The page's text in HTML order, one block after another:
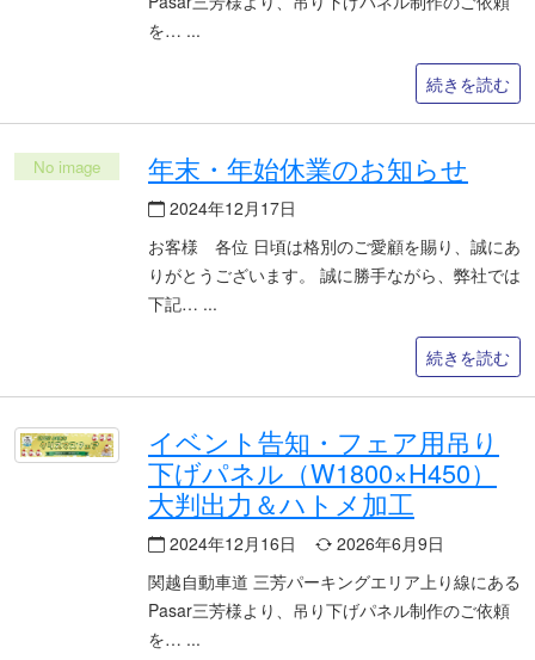
を…
続きを読む
年末・年始休業のお知らせ
2024年12月17日
お客様 各位 日頃は格別のご愛顧を賜り、誠にあ
りがとうございます。 誠に勝手ながら、弊社では
下記…
続きを読む
イベント告知・フェア用吊り
下げパネル（W1800×H450）
大判出力＆ハトメ加工
2024年12月16日
2026年6月9日
関越自動車道 三芳パーキングエリア上り線にある
Pasar三芳様より、吊り下げパネル制作のご依頼
を…